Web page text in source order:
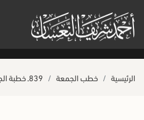
الله ﷺ كله رحمة صلاة آخر أربعاء من صفر
الرئيسية خطب الجمعة 839ـ خطبة الجمعة: لا تجعلوا أولادكم في مهلكة